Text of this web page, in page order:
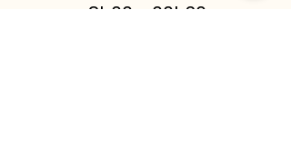
8h00 - 00h30